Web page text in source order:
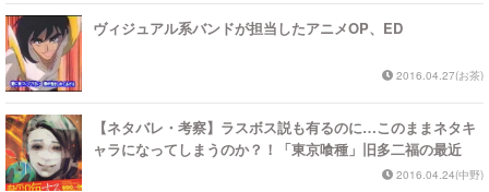
ヴィジュアル系バンドが担当したアニメOP、ED
2016.04.27(お茶)
【ネタバレ・考察】ラスボス説も有るのに…このままネタキ
ャラになってしまうのか？！「東京喰種」旧多二福の最近
2016.04.24(中野)